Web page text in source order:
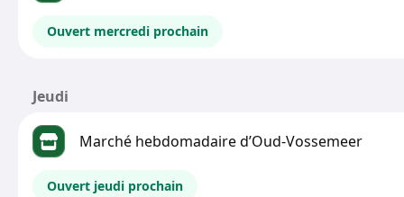
Ouvert mercredi prochain
Jeudi
Marché hebdomadaire d’Oud-Vossemeer
Ouvert jeudi prochain